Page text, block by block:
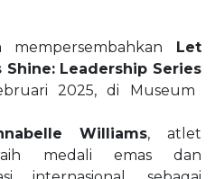
mempersembahkan Let
Shine: Leadership Series
2025, di Museum
Williams, atlet
medali emas dan